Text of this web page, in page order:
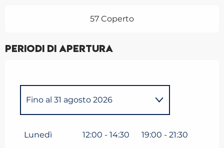
57 Coperto
Periodi di apertura
2026
Fino al 31 agosto 2026
Lunedì 12:00 - 14:30 19:00 - 21:30